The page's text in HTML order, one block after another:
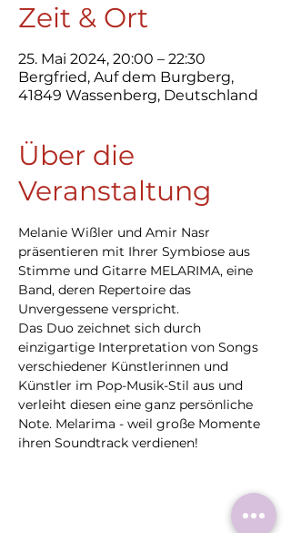
Zeit & Ort
25. Mai 2024, 20:00 – 22:30
Bergfried, Auf dem Burgberg,
41849 Wassenberg, Deutschland
Über die
Veranstaltung
Melanie Wißler und Amir Nasr
präsentieren mit Ihrer Symbiose aus
Stimme und Gitarre MELARIMA, eine
Band, deren Repertoire das
Unvergessene verspricht.
Das Duo zeichnet sich durch
einzigartige Interpretation von Songs
verschiedener Künstlerinnen und
Künstler im Pop-Musik-Stil aus und
verleiht diesen eine ganz persönliche
Note. Melarima - weil große Momente
ihren Soundtrack verdienen!